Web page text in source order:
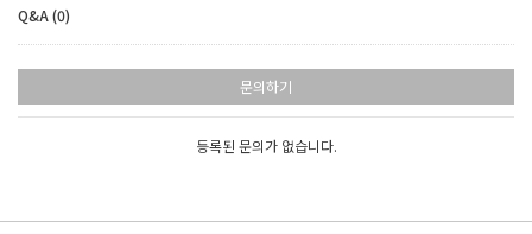
Q&A (0)
문의하기
등록된 문의가 없습니다.